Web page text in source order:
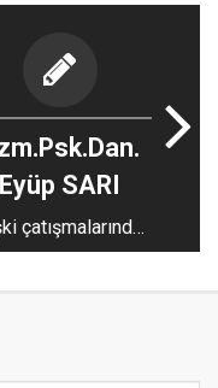
Eyüp SARI
çatışmalarında
nasıl yaşıyoruz